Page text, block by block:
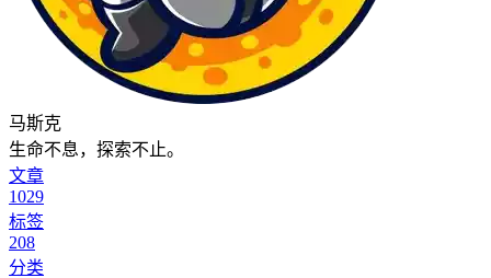
马斯克
生命不息，探索不止。
文章
1029
标签
208
分类